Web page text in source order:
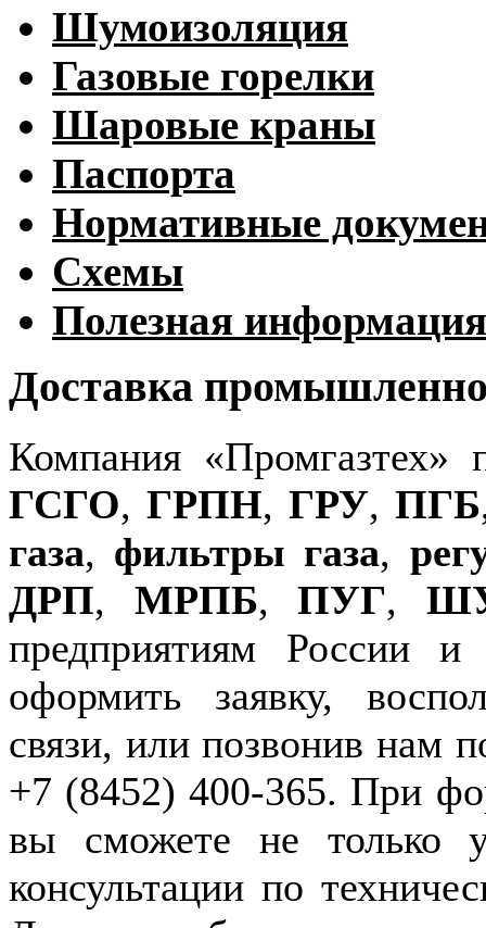
Шумоизоляция
Газовые горелки
Шаровые краны
Паспорта
Нормативные
Схемы
Полезная информация
Доставка
Компания «Промгазтех»
ГСГО, ГРПН, ГРУ, ПГБ
газа, фильтры газа,
ДРП, МРПБ,ПУГ,
предприятиям России
оформить заявку,
связи, или позвонив нам
+7 (8452) 400-365. При
вы сможете не только
консультации по